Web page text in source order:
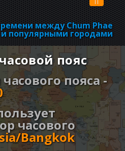
между Chum Phae
и популярными городами
пояс
пояса -
часового
Bangkok